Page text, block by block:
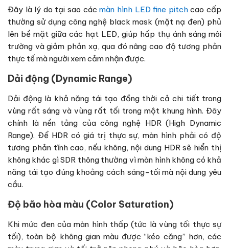
Đây là lý do tại sao cácmàn hình LED fine pitchcao cấp
thường sử dụng công nghệ black mask (mặt nạ đen) phủ
lên bề mặt giữa các hạt LED, giúp hấp thụ ánh sáng môi
trường và giảm phản xạ, qua đó nâng cao độ tương phản
thực tế mà người xem cảm nhận được.
Dải động (Dynamic Range)
Dải động là khả năng tái tạo đồng thời cả chi tiết trong
vùng rất sáng và vùng rất tối trong một khung hình. Đây
chính là nền tảng của công nghệ HDR (High Dynamic
Range). Để HDR có giá trị thực sự, màn hình phải có độ
tương phản tĩnh cao, nếu không, nội dung HDR sẽ hiển thị
không khác gì SDR thông thường vì màn hình không có khả
năng tái tạo đúng khoảng cách sáng-tối mà nội dung yêu
cầu.
Độ bão hòa màu (Color Saturation)
Khi mức đen của màn hình thấp (tức là vùng tối thực sự
tối), toàn bộ không gian màu được “kéo căng” hơn, các